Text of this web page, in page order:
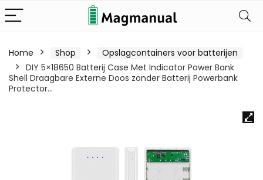
Home Shop
Opslagcontainers voor batterijen
DIY 5×18650 Batterij Case Met Indicator Power Bank
Shell Draagbare Externe Doos zonder Batterij Powerbank
Protector…